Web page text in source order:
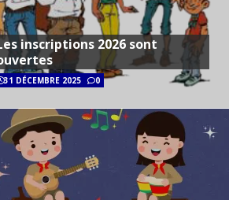
inscriptions 2026 sont
31 DÉCEMBRE 2025 0